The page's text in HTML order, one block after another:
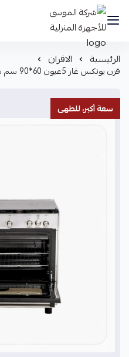
شركة الموسى للأجهزة
الرئيسية الافران
فرن يونكس غاز 5عيون 60*90 سم شبك خفيف استيل TGM6090
سعة أكبر، للطهى